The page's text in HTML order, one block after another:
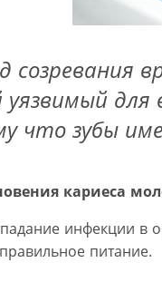
созревания
для
что зубы
кариеса
инфекции в
питание.